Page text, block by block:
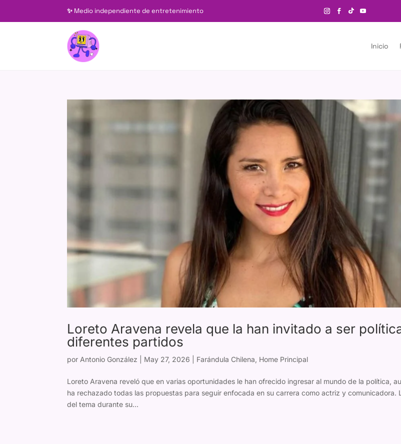
✨ Medio independiente de entretenimiento
Inicio
Loreto Aravena revela que la han invitado a ser
diferentes partidos
por Antonio González May 27, 2026 Farándula Chilena, Home Principal
Loreto Aravena reveló que en varias oportunidades le han ofrecido ingresar al mundo de la política,
ha rechazado todas las propuestas para seguir enfocada en su carrera como actriz y comunicadora.
del tema durante su...